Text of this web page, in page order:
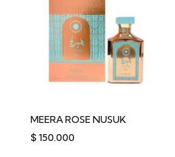
MEERA ROSE NUSUK
$150.000